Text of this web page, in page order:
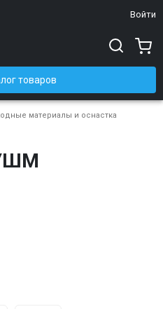
Войти
товаров
материалы и оснастка